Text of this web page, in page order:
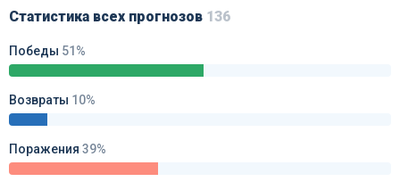
Статистика всех прогнозов 136
Победы 51%
Возвраты 10%
Поражения 39%